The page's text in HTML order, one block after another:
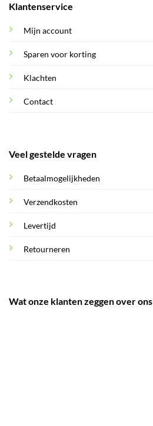
Klantenservice
Mijn account
Sparen voor korting
Klachten
Contact
Veel gestelde vragen
Betaalmogelijkheden
Verzendkosten
Levertijd
Retourneren
Wat onze klanten zeggen over ons